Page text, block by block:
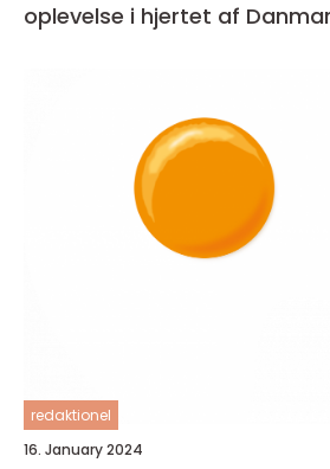
oplevelse i hjertet af
redaktionel
16. January 2024